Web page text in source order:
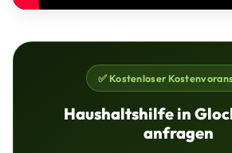
✅ Kostenloser
Haushaltshilfe in
anfragen